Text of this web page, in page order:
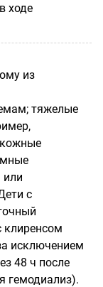
ходе
из
тяжелые
или
с
клиренсом
исключением
48 ч после
гемодиализ).